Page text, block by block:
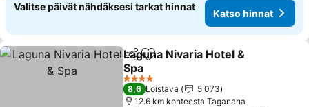
Valitse päivät nähdäksesi tarkat hinnat
Katso hinnat
Jaa Lisää suosikkeihin
Laguna Nivaria Hotel &
Spa
Katso hinnat
4 Tähtiluokitus
8,6 Loistava
5 073
12.6 km kohteesta Taganana